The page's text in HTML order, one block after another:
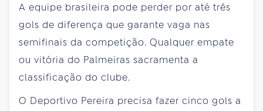
A equipe brasileira pode perder por até três
gols de diferença que garante vaga nas
semifinais da competição. Qualquer empate
ou vitória do Palmeiras sacramenta a
classificação do clube.
O Deportivo Pereira precisa fazer cinco gols a